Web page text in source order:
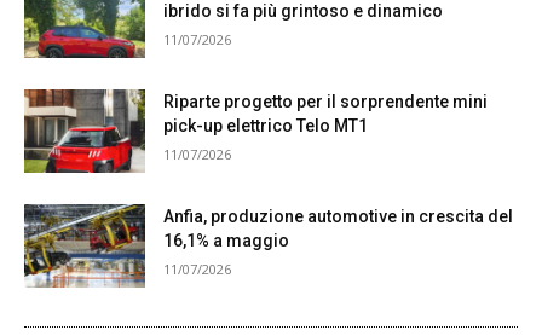
ibrido si fa più grintoso e dinamico
11/07/2026
Riparte progetto per il sorprendente mini
pick-up elettrico Telo MT1
11/07/2026
Anfia, produzione automotive in crescita del
16,1% a maggio
11/07/2026